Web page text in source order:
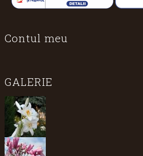
Contul meu
GALERIE